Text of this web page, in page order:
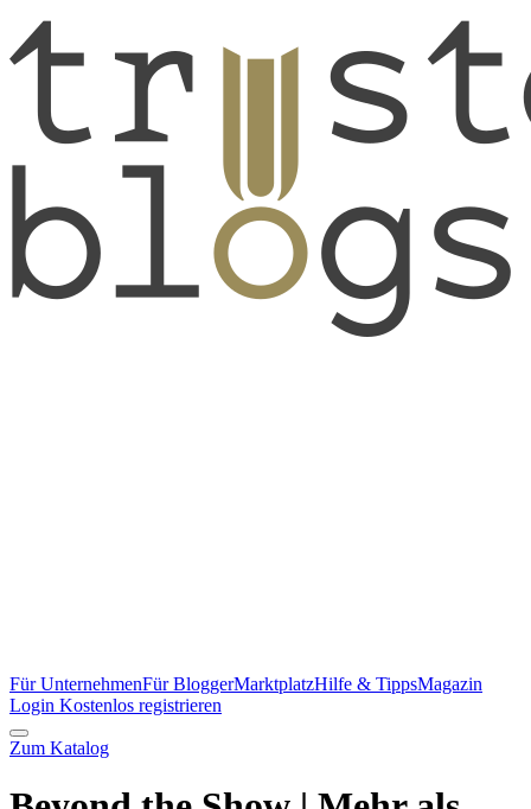
Für UnternehmenFür BloggerMarktplatzHilfe & TippsMagazin
Login Kostenlos registrieren
Zum Katalog